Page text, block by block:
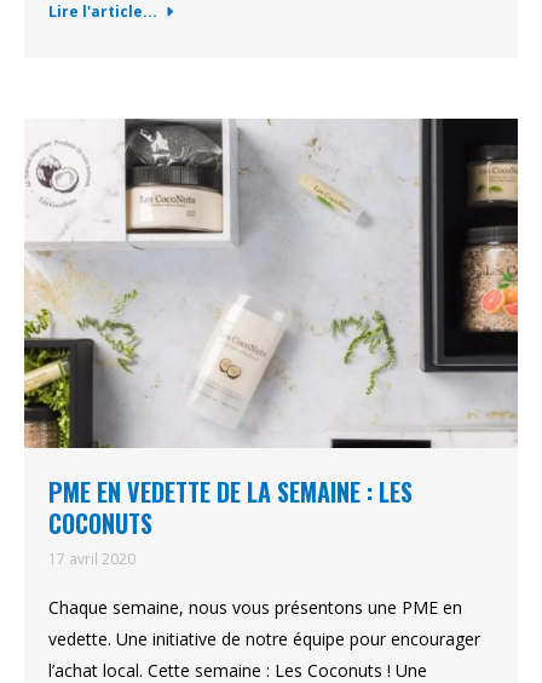
Lire l'article...
PME EN VEDETTE DE LA SEMAINE : LES
COCONUTS
17 avril 2020
Chaque semaine, nous vous présentons une PME en
vedette. Une initiative de notre équipe pour encourager
l’achat local. Cette semaine : Les Coconuts ! Une